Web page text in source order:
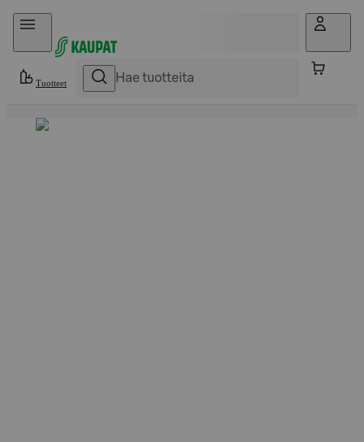
Hyppää sisältöön
Tuotteet